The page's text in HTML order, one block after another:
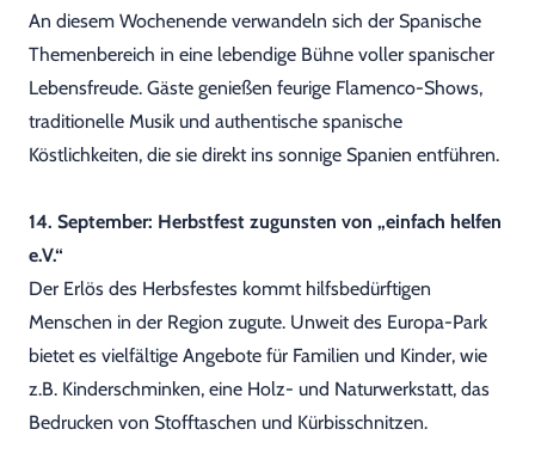
An diesem Wochenende verwandeln sich der Spanische
Themenbereich in eine lebendige Bühne voller spanischer
Lebensfreude. Gäste genießen feurige Flamenco-Shows,
traditionelle Musik und authentische spanische
Köstlichkeiten, die sie direkt ins sonnige Spanien entführen.
14. September: Herbstfest zugunsten von „einfach helfen
e.V.“
Der Erlös des Herbsfestes kommt hilfsbedürftigen
Menschen in der Region zugute. Unweit des Europa-Park
bietet es vielfältige Angebote für Familien und Kinder, wie
z.B. Kinderschminken, eine Holz- und Naturwerkstatt, das
Bedrucken von Stofftaschen und Kürbisschnitzen.